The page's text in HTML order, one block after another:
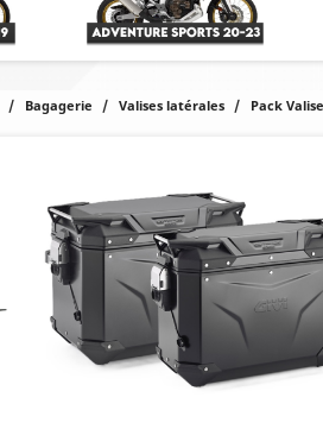
Bagagerie Valises latérales Pack